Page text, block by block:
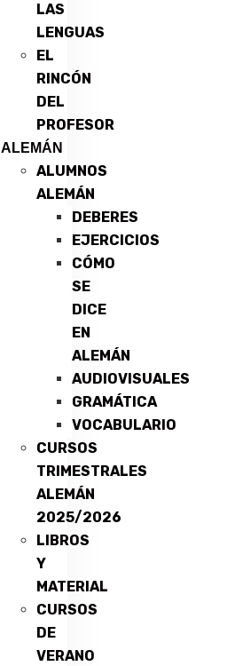
LAS
LENGUAS
EL
RINCÓN
DEL
PROFESOR
ALEMÁN
ALUMNOS
ALEMÁN
DEBERES
EJERCICIOS
CÓMO
SE
DICE
EN
ALEMÁN
AUDIOVISUALES
GRAMÁTICA
VOCABULARIO
CURSOS
TRIMESTRALES
ALEMÁN
2025/2026
LIBROS
Y
MATERIAL
CURSOS
DE
VERANO